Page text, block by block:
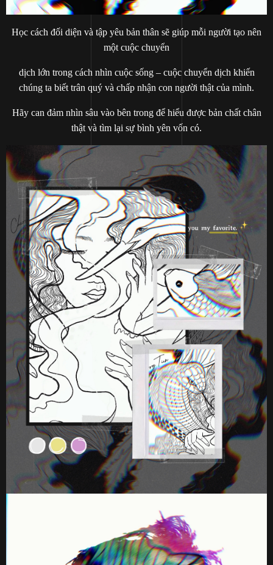
Học cách đối diện và tập yêu bản thân sẽ giúp mỗi người tạo nên
một cuộc chuyển
dịch lớn trong cách nhìn cuộc sống – cuộc chuyển dịch khiến
chúng ta biết trân quý và chấp nhận con người thật của mình.
Hãy can đảm nhìn sâu vào bên trong để hiểu được bản chất chân
thật và tìm lại sự bình yên vốn có.